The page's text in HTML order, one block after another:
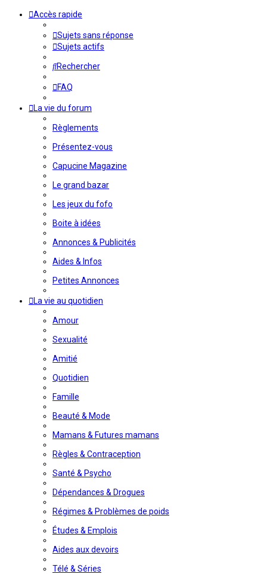
Accès rapide
Sujets sans réponse
Sujets actifs
Rechercher
FAQ
La vie du forum
Règlements
Présentez-vous
Capucine Magazine
Le grand bazar
Les jeux du fofo
Boite à idées
Annonces & Publicités
Aides & Infos
Petites Annonces
La vie au quotidien
Amour
Sexualité
Amitié
Quotidien
Famille
Beauté & Mode
Mamans & Futures mamans
Règles & Contraception
Santé & Psycho
Dépendances & Drogues
Régimes & Problèmes de poids
Études & Emplois
Aides aux devoirs
Télé & Séries